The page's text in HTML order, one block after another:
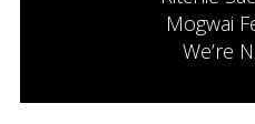
Mogwai
We’re